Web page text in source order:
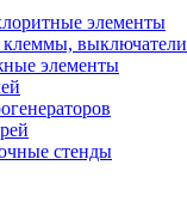
элементы
клеммы, выключатели
элементы
стенды